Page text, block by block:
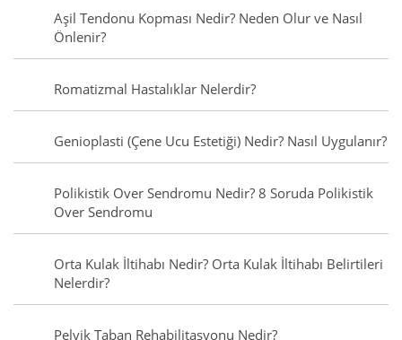
Aşil Tendonu Kopması Nedir? Neden Olur ve Nasıl
Önlenir?
Romatizmal Hastalıklar Nelerdir?
Genioplasti (Çene Ucu Estetiği) Nedir? Nasıl Uygulanır?
Polikistik Over Sendromu Nedir? 8 Soruda Polikistik
Over Sendromu
Orta Kulak İltihabı Nedir? Orta Kulak İltihabı Belirtileri
Nelerdir?
Pelvik Taban Rehabilitasyonu Nedir?